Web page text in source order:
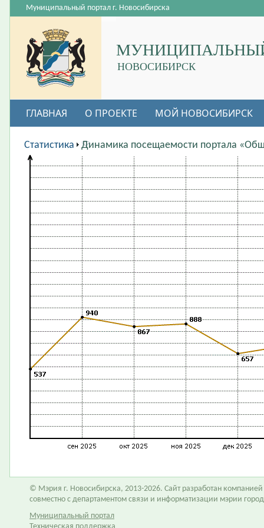
НОВОСИБИРСК
Муниципальный портал г. Новосибирска
ГЛАВНАЯ О ПРОЕКТЕ МОЙ НОВОСИБИРСК
ВАКАНСИИ
Статистика Динамика посещаемости портала
© Мэрия г. Новосибирска, 2013-2026. Сайт разработан компанией
совместно с департаментом связи и информатизации мэрии
Муниципальный портал